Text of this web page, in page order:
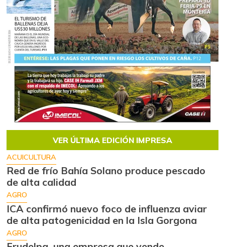
VER ÚLTIMA EDICIÓN IMPRESA
ACUICULTURA
Red de frío Bahía Solano produce pescado
de alta calidad
AGRO
ICA confirmó nuevo foco de influenza aviar
de alta patogenicidad en la Isla Gorgona
AGRO